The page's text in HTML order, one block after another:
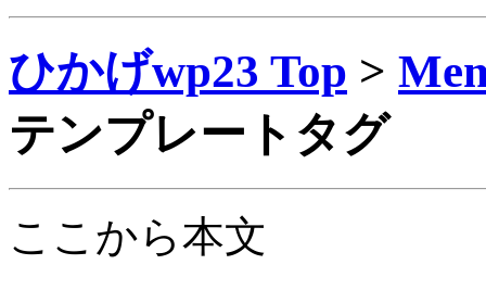
ひかげwp23 Top >
テンプレートタグ
ここから本文